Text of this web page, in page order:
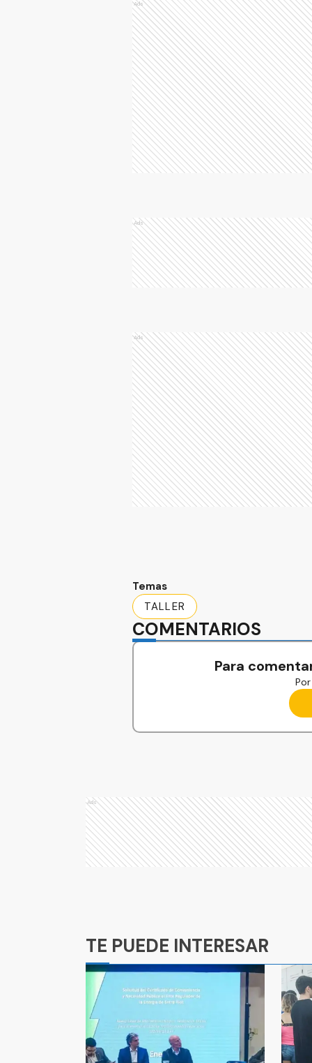
Ads
Ads
Ads
Temas
TALLER
COMENTARIOS
Para
Ads
TE PUEDE INTERESAR